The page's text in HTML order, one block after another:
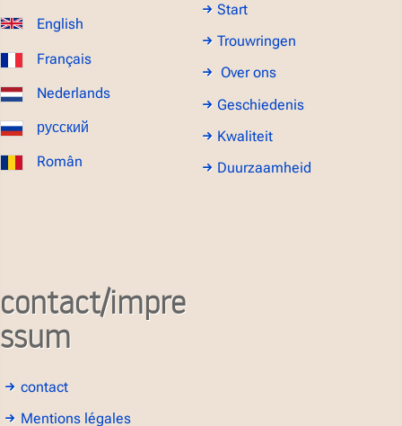
English
Français
Nederlands
русский
Român
Start
Trouwringen
Over ons
Geschiedenis
Kwaliteit
Duurzaamheid
contact/impre
ssum
contact
Mentions légales